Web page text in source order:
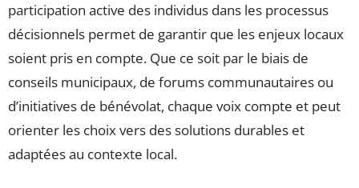
participation active des individus dans les processus
décisionnels permet de garantir que les enjeux locaux
soient pris en compte. Que ce soit par le biais de
conseils municipaux, de forums communautaires ou
d’initiatives de bénévolat, chaque voix compte et peut
orienter les choix vers des solutions durables et
adaptées au contexte local.